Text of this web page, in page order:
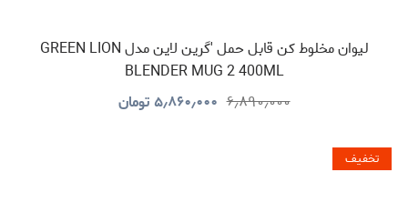
لیوان مخلوط کن قابل حمل 'گرین لاین مدل GREEN LION
BLENDER MUG 2 400ML
۶٫۸۹۰٫۰۰۰ ۵٫۸۶۰٫۰۰۰تومان
تخفیف